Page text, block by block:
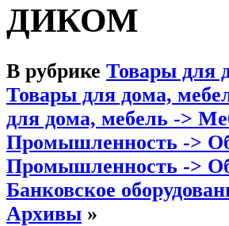
ДИКОМ
В рубрике Товары для
Товары для дома,
для дома, мебель ->
Промышленность ->
Промышленность ->
Банковское
Архивы »